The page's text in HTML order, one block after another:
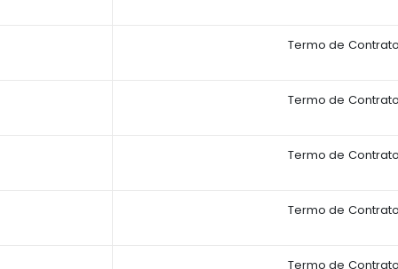
Termo de
Termo de
Termo de
Termo de
Termo de